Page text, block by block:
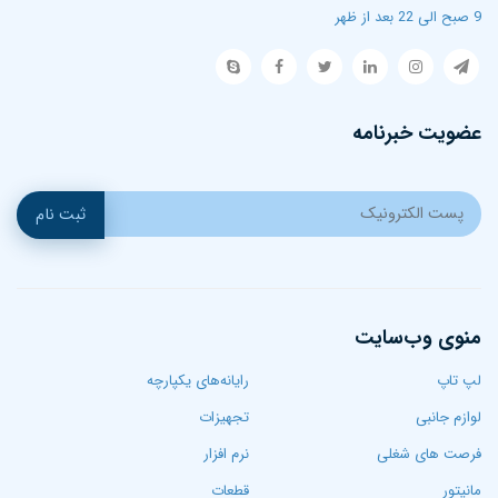
9 صبح الی 22 بعد از ظهر
عضویت خبرنامه
ثبت نام
منوی وب‌سایت
لپ تاپ‌
رایانه‌های یکپارچه
لوازم جانبی
تجهیزات
فرصت های شغلی
نرم افزار
مانیتور
قطعات